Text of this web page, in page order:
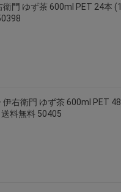
門 ゆず茶 600ml PET 24本 (1
伊右衛門 ゆず茶 600ml PET 48
料無料 50405